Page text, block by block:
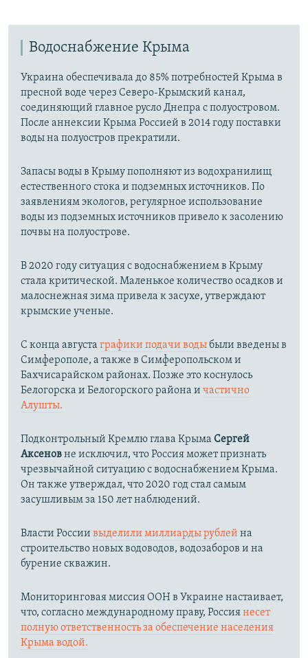
Водоснабжение Крыма
Украина обеспечивала до 85% потребностей Крыма в
пресной воде через Северо-Крымский канал,
соединяющий главное русло Днепра с полуостровом.
После аннексии Крыма Россией в 2014 году поставки
воды на полуостров прекратили.
Запасы воды в Крыму пополняют из водохранилищ
естественного стока и подземных источников. По
заявлениям экологов, регулярное использование
воды из подземных источников привело к засолению
почвы на полуострове.
В 2020 году ситуация с водоснабжением в Крыму
стала критической. Маленькое количество осадков и
малоснежная зима привела к засухе, утверждают
крымские ученые.
С конца августа графики подачи водыбыли введены в
Симферополе, а также в Симферопольском и
Бахчисарайском районах. Позже это коснулось
Белогорска и Белогорского района и частично
Алушты.
Подконтрольный Кремлю глава Крыма Сергей
Аксеновне исключил, что Россия может признать
чрезвычайной ситуацию с водоснабжением Крыма.
Он также утверждал, что 2020 год стал самым
засушливым за 150 лет наблюдений.​
Власти России выделили миллиарды рублей на
строительство новых водоводов, водозаборов и на
бурение скважин.
Мониторинговая миссия ООН в Украине настаивает,
что, согласно международному праву, Россиянесет
полную ответственность за обеспечение населения
Крыма водой.